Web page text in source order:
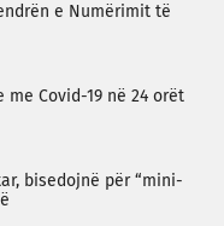
e Numërimit të
me Covid-19 në 24 orët
bisedojnë për “mini-